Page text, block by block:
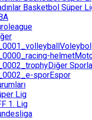
Basketbol Süper
Voleybol
Diğer
Espor
Lig
1. Lig